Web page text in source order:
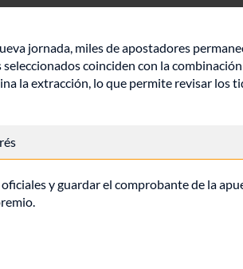
jornada, miles de apostadores
coinciden con la combinación
la extracción, lo que permite revisar los
y guardar el comprobante de la